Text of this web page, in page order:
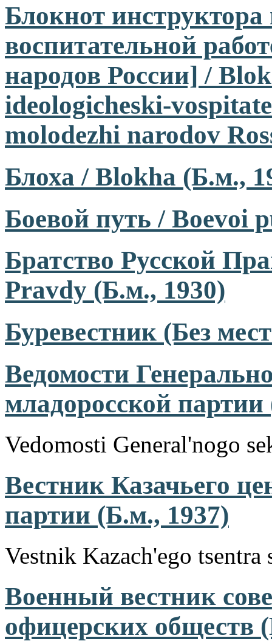
Блокнот инструктора
воспитательной
народов России] /
ideologicheski-
molodezhi narodov
Блоха / Blokha (Б.м.,
Боевой путь / Boevoi
Братство Русской
Pravdy (Б.м., 1930)
Буревестник (Без
Ведомости
младоросской
Vedomosti General'nogo
Вестник Казачьего
партии (Б.м., 1937)
Vestnik Kazach'ego
Военный вестник
офицерских обществ